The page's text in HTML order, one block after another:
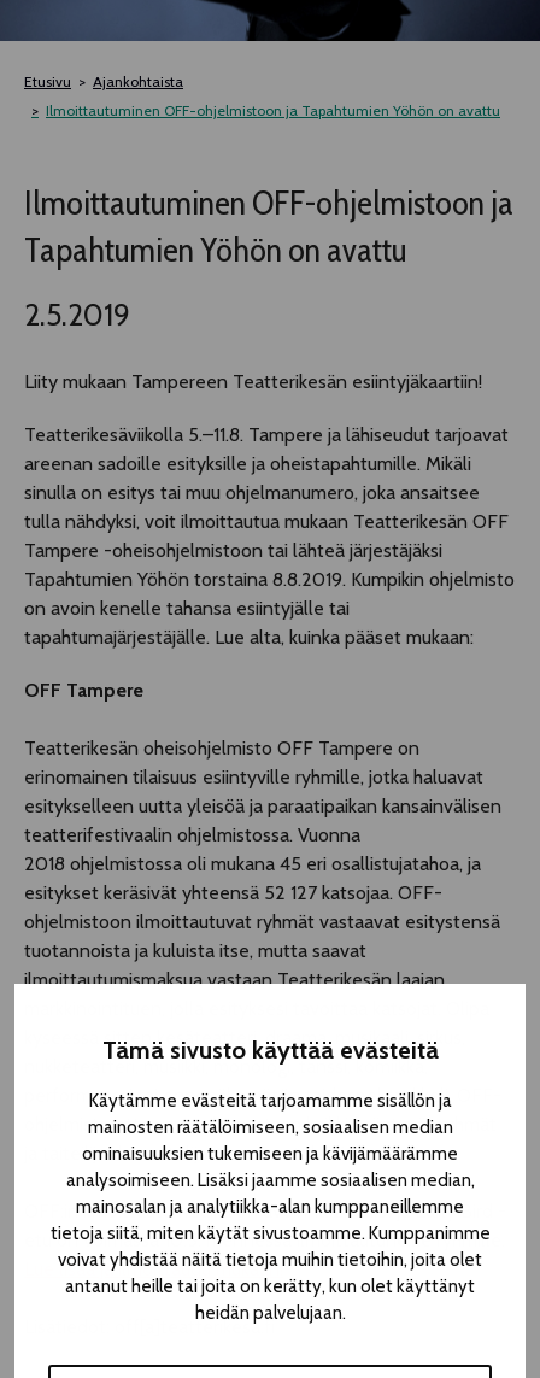
Tämä sivusto käyttää evästeitä
Käytämme evästeitä tarjoamamme sisällön ja
mainosten räätälöimiseen, sosiaalisen median
ominaisuuksien tukemiseen ja kävijämäärämme
analysoimiseen. Lisäksi jaamme sosiaalisen median,
mainosalan ja analytiikka-alan kumppaneillemme
tietoja siitä, miten käytät sivustoamme. Kumppanimme
voivat yhdistää näitä tietoja muihin tietoihin, joita olet
antanut heille tai joita on kerätty, kun olet käyttänyt
heidän palvelujaan.
TELTTALAB
OFF TAMPERE
TAPAHTUMIEN YÖ
MUU OHJELMISTO
Etusivu
Ajankohtaista
Ilmoittautuminen OFF-ohjelmistoon ja Tapahtumien Yöhön on avattu
Ilmoittautuminen OFF-ohjelmistoon ja
Tapahtumien Yöhön on avattu
2.5.2019
Liity mukaan Tampereen Teatterikesän esiintyjäkaartiin!
Teatterikesäviikolla 5.–11.8. Tampere ja lähiseudut tarjoavat
areenan sadoille esityksille ja oheistapahtumille. Mikäli
sinulla on esitys tai muu ohjelmanumero, joka ansaitsee
tulla nähdyksi, voit ilmoittautua mukaan Teatterikesän OFF
Tampere -oheisohjelmistoon tai lähteä järjestäjäksi
Tapahtumien Yöhön torstaina 8.8.2019. Kumpikin ohjelmisto
on avoin kenelle tahansa esiintyjälle tai
tapahtumajärjestäjälle. Lue alta, kuinka pääset mukaan:
OFF Tampere
Teatterikesän oheisohjelmisto OFF Tampere on
erinomainen tilaisuus esiintyville ryhmille, jotka haluavat
esitykselleen uutta yleisöä ja paraatipaikan kansainvälisen
teatterifestivaalin ohjelmistossa. Vuonna
2018 ohjelmistossa oli mukana 45 eri osallistujatahoa, ja
esitykset keräsivät yhteensä 52 127 katsojaa. OFF-
ohjelmistoon ilmoittautuvat ryhmät vastaavat esitystensä
tuotannoista ja kuluista itse, mutta saavat
ilmoittautumismaksua vastaan Teatterikesän laajan
kyseessä sitten kesäteatteri, draama, musikaali, sirkus,
nukketeatteri, musiikki, monologi, tanssi, komiikka,
performanssi tai ennenäkemätön taidespektaakkeli, OFF-
ohjelmisto ottaa avosylin vastaan kaikki esiintyvät ryhmät
ja taiteilijat harrastelijoista ammattilaisiin!
OFF:in ilmoittautumisaika on avoinna 2.–31.5. ja Early Bird -
etu on voimassa 10.5. mennessä ilmoittautuneille ryhmille.
Lue lisää ja ilmoittaudu mukaan!
Lisätiedot: off[a]teatterikesa.fi